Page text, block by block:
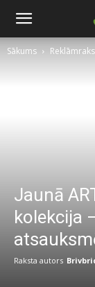
Sākums
Jaunā
kolekcija
Raksta autors